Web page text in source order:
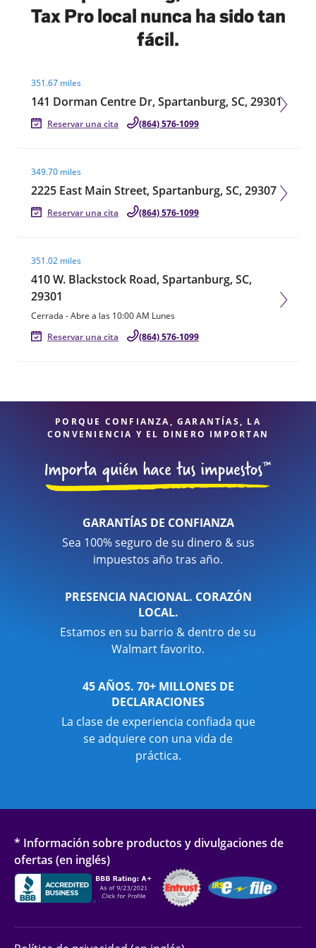
Tax Pro local nunca ha sido tan
fácil.
351.67 miles
141 Dorman Centre Dr, Spartanburg, SC, 29301
Reservar una cita (864) 576-1099
349.70 miles
2225 East Main Street, Spartanburg, SC, 29307
Reservar una cita (864) 576-1099
351.02 miles
410 W. Blackstock Road, Spartanburg, SC,
29301
Cerrada -Abre a las 10:00 AM Lunes
Reservar una cita
(864) 576-1099
PORQUE CONFIANZA, GARANTÍAS, LA
CONVENIENCIA Y EL DINERO IMPORTAN
GARANTÍAS DE CONFIANZA
Sea 100% seguro de su dinero & sus
impuestos año tras año.
PRESENCIA NACIONAL. CORAZÓN
LOCAL.
Estamos en su barrio & dentro de su
Walmart favorito.
45 AÑOS. 70+ MILLONES DE
DECLARACIONES
La clase de experiencia confiada que
se adquiere con una vida de
práctica.
* Información sobre productos y divulgaciones de
ofertas (en inglés)